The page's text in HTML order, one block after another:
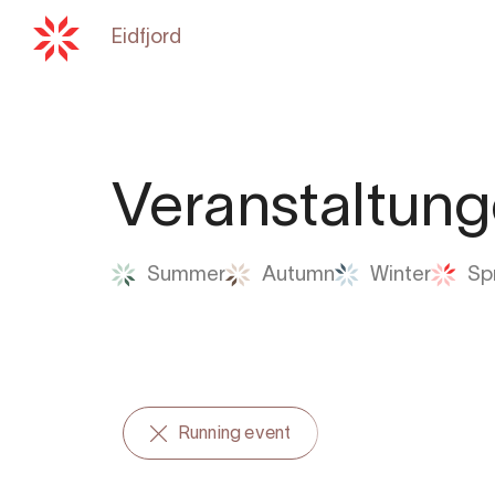
Eidfjord
Summer Autumn Winter
Running event